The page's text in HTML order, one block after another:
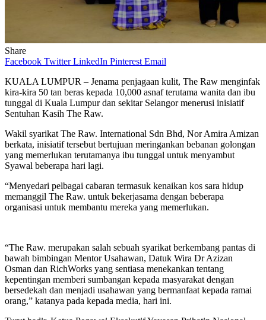
Share
Facebook Twitter LinkedIn Pinterest Email
KUALA LUMPUR – Jenama penjagaan kulit, The Raw menginfak
kira-kira 50 tan beras kepada 10,000 asnaf terutama wanita dan ibu
tunggal di Kuala Lumpur dan sekitar Selangor menerusi inisiatif
Sentuhan Kasih The Raw.
Wakil syarikat The Raw. International Sdn Bhd, Nor Amira Amizan
berkata, inisiatif tersebut bertujuan meringankan bebanan golongan
yang memerlukan terutamanya ibu tunggal untuk menyambut
Syawal beberapa hari lagi.
“Menyedari pelbagai cabaran termasuk kenaikan kos sara hidup
memanggil The Raw. untuk bekerjasama dengan beberapa
organisasi untuk membantu mereka yang memerlukan.
“The Raw. merupakan salah sebuah syarikat berkembang pantas di
bawah bimbingan Mentor Usahawan, Datuk Wira Dr Azizan
Osman dan RichWorks yang sentiasa menekankan tentang
kepentingan memberi sumbangan kepada masyarakat dengan
bersedekah dan menjadi usahawan yang bermanfaat kepada ramai
orang,” katanya pada kepada media, hari ini.